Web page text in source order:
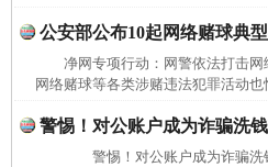
公安部公布10起网络赌球典
净网专项行动：网警依法打击
网络赌球等各类涉赌违法犯罪活动
警惕！对公账户成为诈骗洗
警惕！对公账户成为诈骗洗